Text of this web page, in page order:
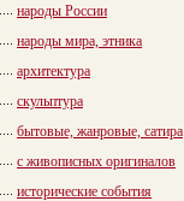
народы России
народы мира, этника
архитектура
скульптура
бытовые, жанровые, сатира
с живописных оригиналов
исторические события